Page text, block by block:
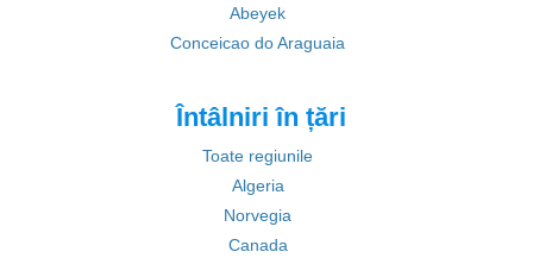
Abeyek
Conceicao do Araguaia
Întâlniri în țări
Toate regiunile
Algeria
Norvegia
Canada